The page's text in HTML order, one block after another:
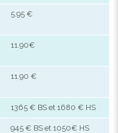
5.95 €
11.90€
11.90 €
1365 € BS et 1680 € HS
945 € BS et 1050€ HS